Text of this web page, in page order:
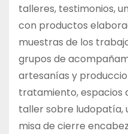
talleres, testimonios,
con productos
muestras de los
grupos de
artesanías y
tratamiento, espacios
taller sobre ludopatía,
misa de cierre